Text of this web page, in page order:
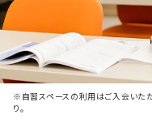
※自習スペースの利用はご入会いた
り。